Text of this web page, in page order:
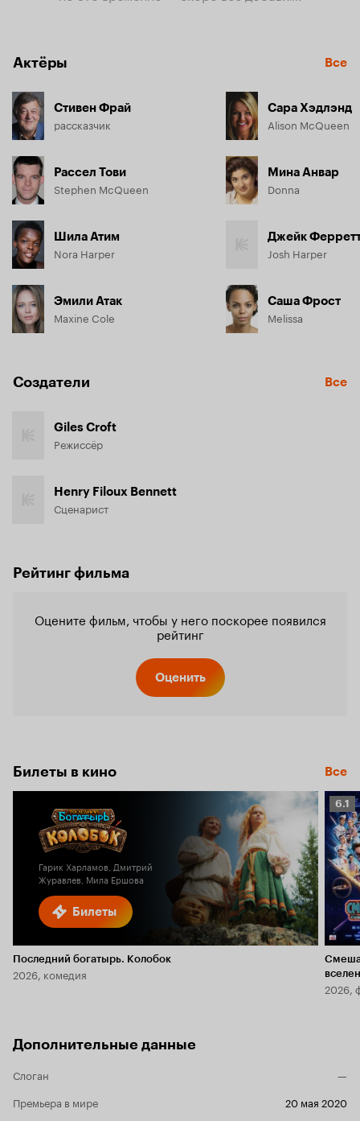
Актёры Все
Стивен Фрай
рассказчик
Рассел Тови
Stephen McQueen
Шила Атим
Nora Harper
Эмили Атак
Maxine Cole
Сара Хэдлэнд
Alison McQueen
Мина Анвар
Donna
Джейк
Josh Harper
Саша Фрост
Melissa
Создатели Все
Giles Croft
Режиссёр
Henry Filoux Bennett
Сценарист
Рейтинг фильма
Оцените фильм, чтобы у него поскорее появился
рейтинг
Оценить
Билеты в кино Все
Билеты
Гарик Харламов, Дмитрий
Журавлев, Мила Ершова
Последний богатырь. Колобок
2026, комедия
6.1
6.1
2026,
Дополнительные данные
Слоган
—
Премьера в мире
20 мая 2020